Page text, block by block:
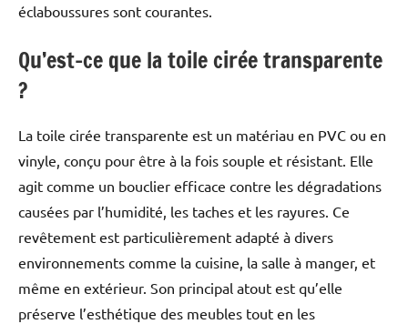
éclaboussures sont courantes.
Qu’est-ce que la toile cirée transparente
?
La toile cirée transparente est un matériau en PVC ou en
vinyle, conçu pour être à la fois souple et résistant. Elle
agit comme un bouclier efficace contre les dégradations
causées par l’humidité, les taches et les rayures. Ce
revêtement est particulièrement adapté à divers
environnements comme la cuisine, la salle à manger, et
même en extérieur. Son principal atout est qu’elle
préserve l’esthétique des meubles tout en les